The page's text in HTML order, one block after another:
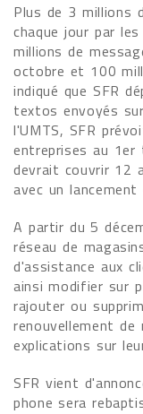
Plus de 3 millions
chaque jour par
millions de
octobre et 100
indiqué que SFR
textos envoyés
l'UMTS, SFR
entreprises au 1er
devrait couvrir 12
avec un
A partir du 5
réseau de
d'assistance aux
ainsi modifier sur
rajouter ou
renouvellement de
explications sur
SFR vient
phone sera